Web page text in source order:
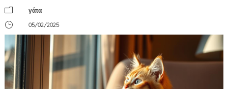
m
γάτα
}
05/02/2025